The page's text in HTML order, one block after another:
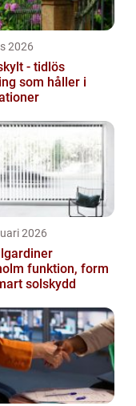
2026
- tidlös
som håller i
2026
form
solskydd